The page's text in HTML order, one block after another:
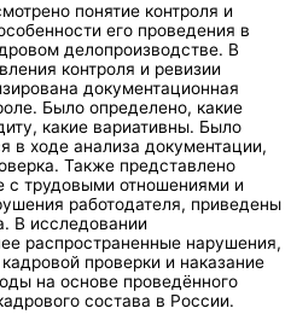
понятие контроля и
его проведения в
делопроизводстве. В
контроля и ревизии
документационная
Было определено, какие
какие вариативны. Было
в ходе анализа документации,
Также представлено
с трудовыми отношениями и
работодателя, приведены
В исследовании
распространенные нарушения,
проверки и наказание
на основе проведённого
состава в России.